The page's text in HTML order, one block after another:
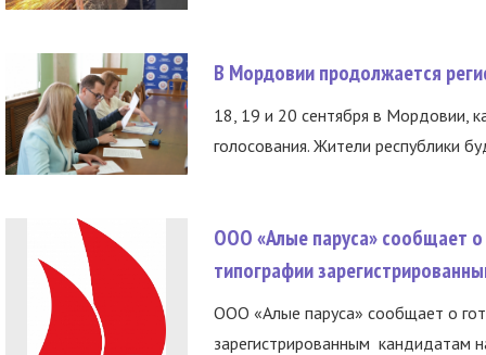
В Мордовии продолжается
18, 19 и 20 сентября в Мордовии,
голосования. Жители республики
ООО «Алые паруса» сообщает о
типографии
ООО «Алые паруса» сообщает о
зарегистрированным кандидатам